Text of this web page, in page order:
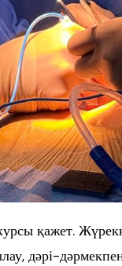
қажет.
дәрі-